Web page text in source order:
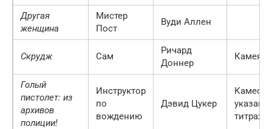
Другая
женщина
Мистер
Пост
Вуди Аллен
Скрудж Сам
Ричард
Доннер
Камея
Голый
пистолет: из
архивов
полиции!
Инструктор
по
вождению
Дэвид Цукер
Камео,
титрах